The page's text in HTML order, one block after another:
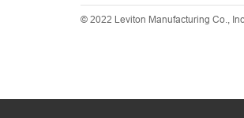
© 2022 Leviton Manufacturing Co.,